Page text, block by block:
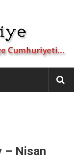
– Nisan